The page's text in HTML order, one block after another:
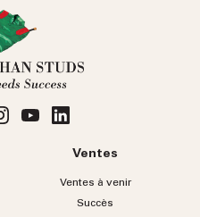
Ventes
Ventes à venir
Succès